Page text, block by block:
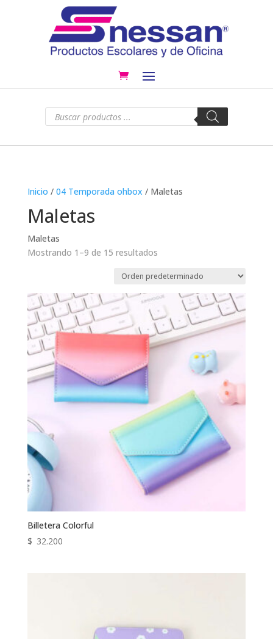
Búsqueda
productos
Inicio / 04 Temporada ohbox / Maletas
Maletas
Maletas
Mostrando 1–9 de 15 resultados
Billetera Colorful
$ 32.200